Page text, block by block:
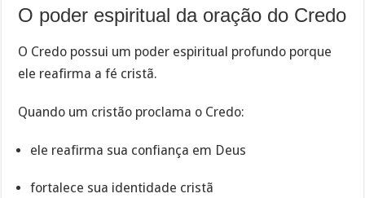
O poder espiritual da oração do Credo
O Credo possui um poder espiritual profundo porque
ele reafirma a fé cristã.
Quando um cristão proclama o Credo:
ele reafirma sua confiança em Deus
fortalece sua identidade cristã